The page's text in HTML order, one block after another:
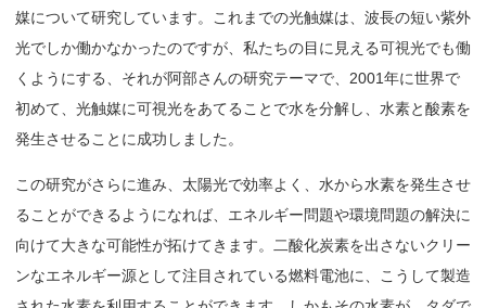
媒について研究しています。これまでの光触媒は、波長の短い紫外
光でしか働かなかったのですが、私たちの目に見える可視光でも働
くようにする、それが阿部さんの研究テーマで、2001年に世界で
初めて、光触媒に可視光をあてることで水を分解し、水素と酸素を
発生させることに成功しました。
この研究がさらに進み、太陽光で効率よく、水から水素を発生させ
ることができるようになれば、エネルギー問題や環境問題の解決に
向けて大きな可能性が拓けてきます。二酸化炭素を出さないクリー
ンなエネルギー源として注目されている燃料電池に、こうして製造